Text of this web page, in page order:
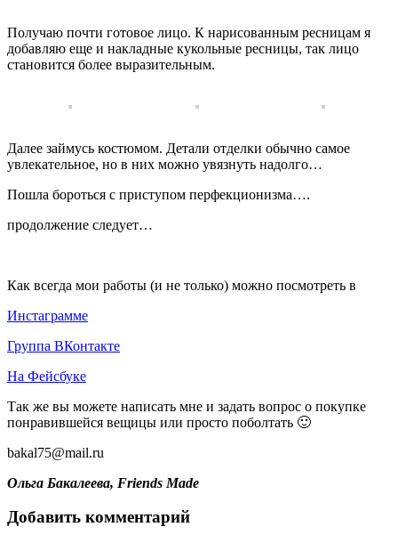
Получаю почти готовое лицо. К нарисованным ресницам я
добавляю еще и накладные кукольные ресницы, так лицо
становится более выразительным.
Далее займусь костюмом. Детали отделки обычно самое
увлекательное, но в них можно увязнуть надолго…
Пошла бороться с приступом перфекционизма….
продолжение следует…
Как всегда мои работы (и не только) можно посмотреть в
Инстаграмме
Группа ВКонтакте
На Фейсбуке
Так же вы можете написать мне и задать вопрос о покупке
понравившейся вещицы или просто поболтать 🙂
bakal75@mail.ru
Ольга Бакалеева, Friends Made
Добавить комментарий